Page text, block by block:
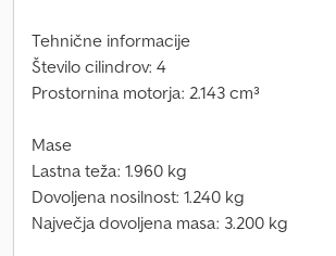
Tehnične informacije
Število cilindrov: 4
Prostornina motorja: 2.143 cm³
Mase
Lastna teža: 1.960 kg
Dovoljena nosilnost: 1.240 kg
Največja dovoljena masa: 3.200 kg